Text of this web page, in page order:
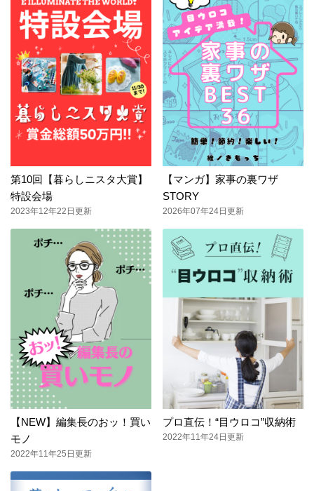
第10回【暮らしニスタ大賞】
特設会場
2023年12年22日更新
【マンガ】家事の裏ワザ
STORY
2026年07年24日更新
【NEW】編集長のおッ！買い
モノ
2022年11年25日更新
プロ直伝！“目ウロコ”収納術
2022年11年24日更新